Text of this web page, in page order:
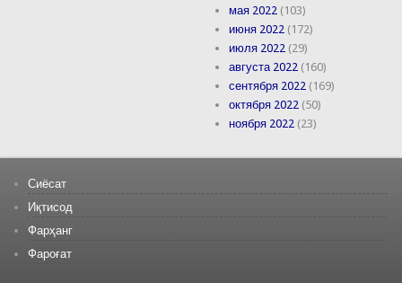
мая 2022 (103)
июня 2022 (172)
июля 2022 (29)
августа 2022 (160)
сентября 2022 (169)
октября 2022 (50)
ноября 2022 (23)
Сиёсат
Иқтисод
Фарҳанг
Фароғат